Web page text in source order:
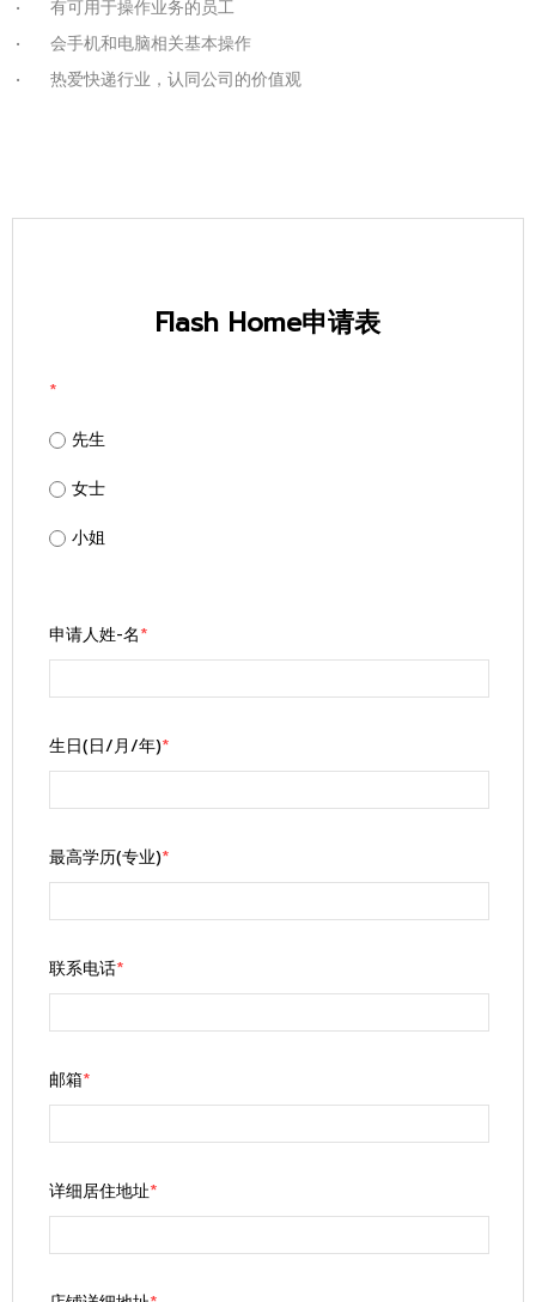
•
有可用于操作业务的员工
•
会手机和电脑相关基本操作
•
热爱快递行业，认同公司的价值观
Flash Home申请表
*
先生
女士
小姐
申请人姓-名*
生日(日/月/年)*
最高学历(专业)*
联系电话*
邮箱*
详细居住地址*